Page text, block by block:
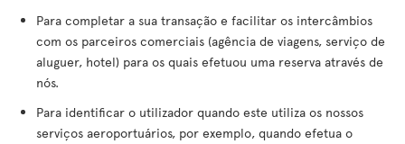
Para completar a sua transação e facilitar os intercâmbios
com os parceiros comerciais (agência de viagens, serviço de
aluguer, hotel) para os quais efetuou uma reserva através de
nós.
Para identificar o utilizador quando este utiliza os nossos
serviços aeroportuários, por exemplo, quando efetua o